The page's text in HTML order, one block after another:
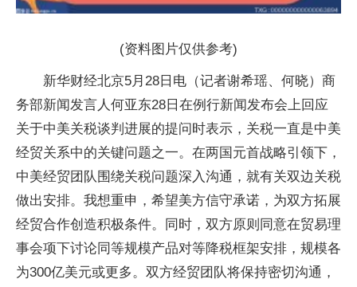
(资料图片仅供参考)
新华财经北京5月28日电（记者谢希瑶、何晓）商
务部新闻发言人何亚东28日在例行新闻发布会上回应
关于中美关税谈判进展的提问时表示，关税一直是中美
经贸关系中的关键问题之一。在两国元首战略引领下，
中美经贸团队围绕关税问题深入沟通，就有关双边关税
做出安排。我想重申，希望美方信守承诺，为双方拓展
经贸合作创造积极条件。同时，双方原则同意在贸易理
事会项下讨论同等规模产品对等降税框架安排，规模各
为300亿美元或更多。双方经贸团队将保持密切沟通，